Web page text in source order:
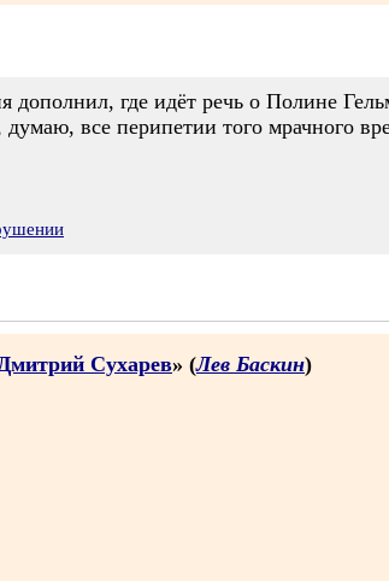
дополнил, где идёт речь о Полине
все перипетии того мрачного
Сухарев» (Лев Баскин)